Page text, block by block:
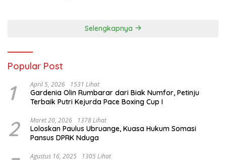
Selengkapnya
Popular Post
1 April 5, 2026 1531 Lihat
Gardenia Olin Rumbarar dari Biak Numfor, Petinju
Terbaik Putri Kejurda Pace Boxing Cup I
2 Maret 20, 2026 1378 Lihat
Loloskan Paulus Ubruange, Kuasa Hukum Somasi
Pansus DPRK Nduga
Agustus 16, 2025 1305 Lihat